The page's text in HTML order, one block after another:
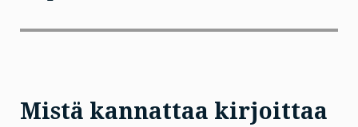
Mistä kannattaa kirjoittaa